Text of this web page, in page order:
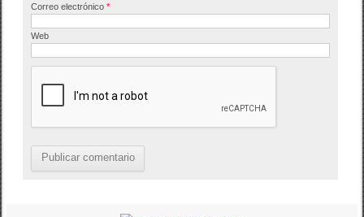
Correo electrónico*
Web